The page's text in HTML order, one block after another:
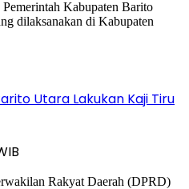
Utara Lakukan Kaji Tiru